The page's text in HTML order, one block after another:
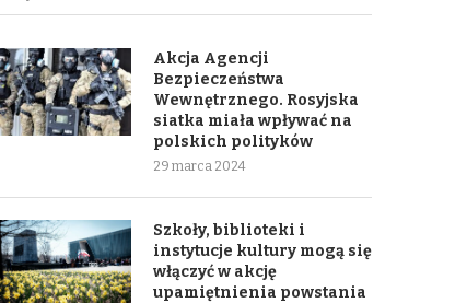
Akcja Agencji
Bezpieczeństwa
Wewnętrznego. Rosyjska
siatka miała wpływać na
polskich polityków
29 marca 2024
Szkoły, biblioteki i
instytucje kultury mogą się
włączyć w akcję
upamiętnienia powstania